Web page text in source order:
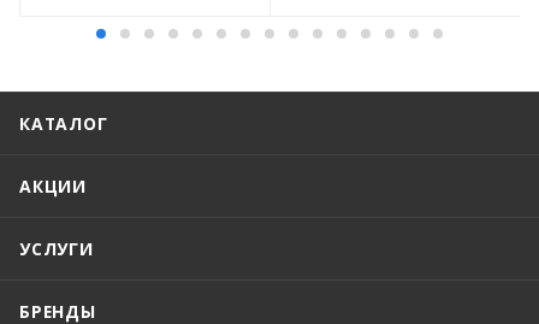
КАТАЛОГ
АКЦИИ
УСЛУГИ
БРЕНДЫ